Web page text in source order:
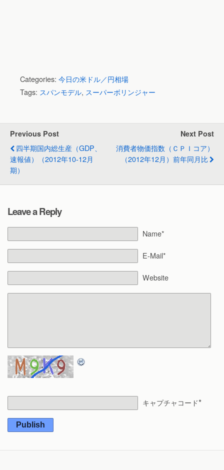
Categories: 今日の米ドル／円相場
Tags: スパンモデル, スーパーボリンジャー
Previous Post
四半期国内総生産（GDP、
速報値）（2012年10-12月
期）
Next Post
消費者物価指数（ＣＰＩコア）
（2012年12月）前年同月比
Leave a Reply
Name*
E-Mail*
Website
キャプチャコード*
Publish